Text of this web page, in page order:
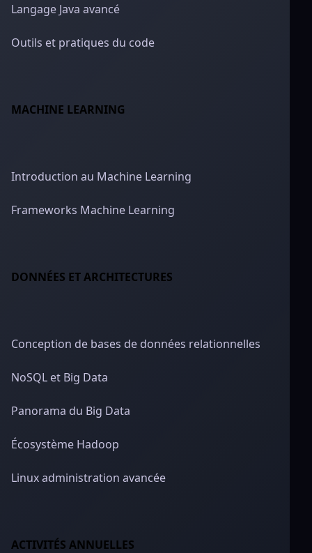
Langage Java avancé
Outils et pratiques du code
MACHINE LEARNING
Introduction au Machine Learning
Frameworks Machine Learning
DONNÉES ET ARCHITECTURES
Conception de bases de données relationnelles
NoSQL et Big Data
Panorama du Big Data
Écosystème Hadoop
Linux administration avancée
ACTIVITÉS ANNUELLES